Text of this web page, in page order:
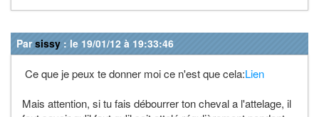
Parsissy : le 19/01/12 à 19:33:46
Ce que je peux te donner moi ce n'est que cela:Lien
Mais attention, si tu fais débourrer ton cheval a l'attelage, il